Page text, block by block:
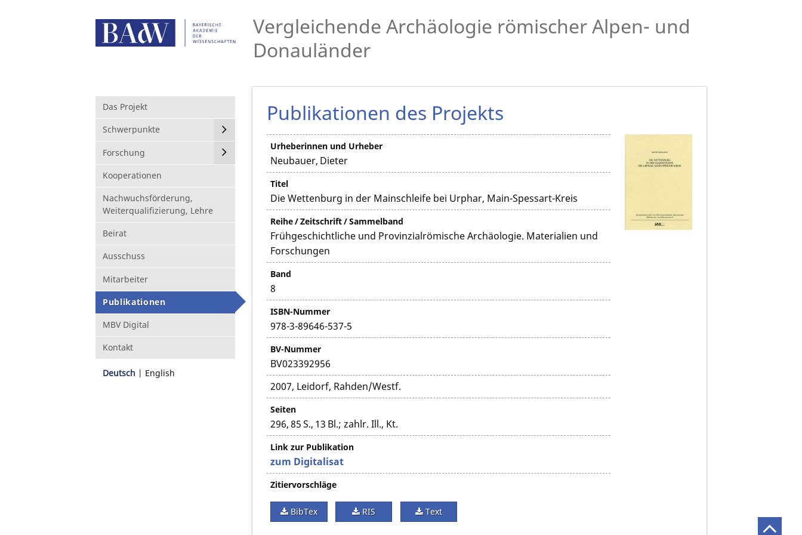
Vergleichende Archäologie römischer Alpen- und
Donauländer
Das Projekt
Schwerpunkte
Forschung
Kooperationen
Nachwuchsförderung,
Weiterqualifizierung, Lehre
Beirat
Ausschuss
Mitarbeiter
Publikationen
MBV Digital
Kontakt
Deutsch English
Publikationen des Projekts
Urheberinnen und Urheber
Neubauer, Dieter
Titel
Die Wettenburg in der Mainschleife bei Urphar, Main-Spessart-Kreis
Reihe / Zeitschrift / Sammelband
Frühgeschichtliche und Provinzialrömische Archäologie. Materialien und
Forschungen
Band
8
ISBN-Nummer
978-3-89646-537-5
BV-Nummer
BV023392956
2007, Leidorf, Rahden/Westf.
Seiten
296, 85 S., 13 Bl.; zahlr. Ill., Kt.
Link zur Publikation
zum Digitalisat
Zitiervorschläge
BibTex RIS Text